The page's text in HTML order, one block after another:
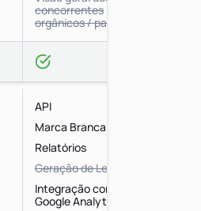
concorrentes
orgânicos / pagos
API
Marca Branca
Relatórios
Geração de Leads
Integração com
Google Analytics